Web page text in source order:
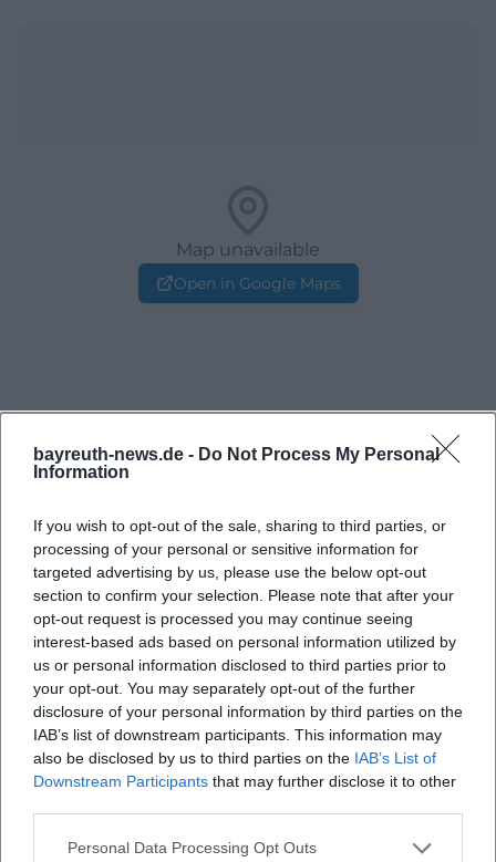
bayreuth-news.de - Do Not Process My Personal
Information
If you wish to opt-out of the sale, sharing to third parties, or
processing of your personal or sensitive information for
targeted advertising by us, please use the below opt-out
section to confirm your selection. Please note that after your
opt-out request is processed you may continue seeing
interest-based ads based on personal information utilized by
us or personal information disclosed to third parties prior to
your opt-out. You may separately opt-out of the further
disclosure of your personal information by third parties on the
IAB’s list of downstream participants. This information may
also be disclosed by us to third parties on the IAB’s List of
Downstream Participants that may further disclose it to other
Personal Data Processing Opt Outs
Map unavailable
Open in Google Maps
Wann findet das Festspiel Open Air 2026 statt?
Wo ist der Veranstaltungsort?
Gibt es eine Eintrittsgebühr?
Welche Art von Musik wird gespielt?